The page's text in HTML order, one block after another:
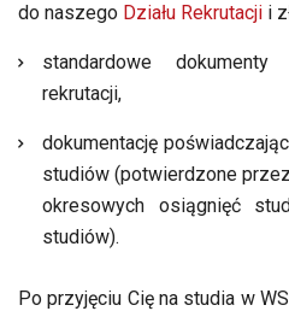
do naszego Działu Rekrutacji i
standardowe
rekrutacji,
dokumentację
studiów (potwierdzone
okresowych osiągnięć
studiów).
Po przyjęciu Cię na studia w